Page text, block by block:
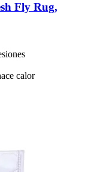
Fly Rug,
calor